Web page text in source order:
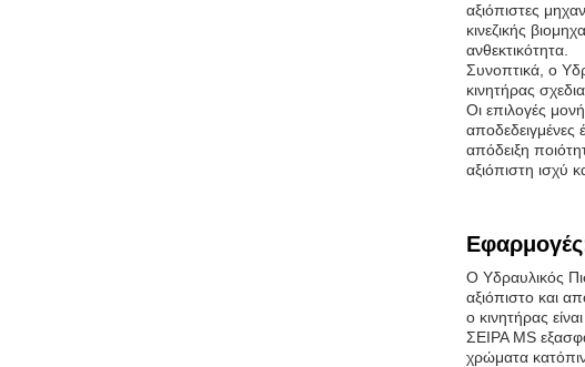
αξιόπιστες
κινεζικής
ανθεκτικότητα.
Συνοπτικά, ο
κινητήρας
Οι επιλογές
απόδειξη
αξιόπιστη ισχύ
Ο Υδραυλικός
αξιόπιστο και
ο κινητήρας
ΣΕΙΡΑ MS
χρώματα